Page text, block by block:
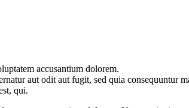
accusantium dolorem.
aut odit aut fugit, sed quia consequuntur
qui.